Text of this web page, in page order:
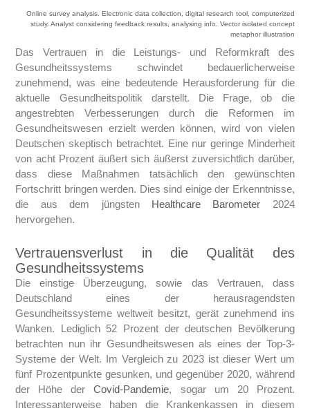
Online survey analysis. Electronic data collection, digital research tool, computerized
study. Analyst considering feedback results, analysing info. Vector isolated concept
metaphor illustration
Das Vertrauen in die Leistungs- und Reformkraft des
Gesundheitssystems schwindet bedauerlicherweise
zunehmend, was eine bedeutende Herausforderung für die
aktuelle Gesundheitspolitik darstellt. Die Frage, ob die
angestrebten Verbesserungen durch die Reformen im
Gesundheitswesen erzielt werden können, wird von vielen
Deutschen skeptisch betrachtet. Eine nur geringe Minderheit
von acht Prozent äußert sich äußerst zuversichtlich darüber,
dass diese Maßnahmen tatsächlich den gewünschten
Fortschritt bringen werden. Dies sind einige der Erkenntnisse,
die aus dem jüngsten Healthcare Barometer 2024
hervorgehen.
Vertrauensverlust in die Qualität des
Gesundheitssystems
Die einstige Überzeugung, sowie das Vertrauen, dass
Deutschland eines der herausragendsten
Gesundheitssysteme weltweit besitzt, gerät zunehmend ins
Wanken. Lediglich 52 Prozent der deutschen Bevölkerung
betrachten nun ihr Gesundheitswesen als eines der Top-3-
Systeme der Welt. Im Vergleich zu 2023 ist dieser Wert um
fünf Prozentpunkte gesunken, und gegenüber 2020, während
der Höhe derCovid-Pandemie, sogar um 20 Prozent.
Interessanterweise haben die Krankenkassen in diesem